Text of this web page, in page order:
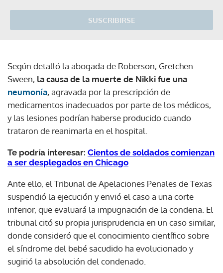
SUSCRIBIRSE
Según detalló la abogada de Roberson, Gretchen
Sween, la causa de la muerte de Nikki fue una
neumonía,agravada por la prescripción de
medicamentos inadecuados por parte de los médicos,
y las lesiones podrían haberse producido cuando
trataron de reanimarla en el hospital.
Te podría interesar: Cientos de soldados comienzan
a ser desplegados en Chicago
Ante ello, el Tribunal de Apelaciones Penales de Texas
suspendió la ejecución y envió el caso a una corte
inferior, que evaluará la impugnación de la condena. El
tribunal citó su propia jurisprudencia en un caso similar,
donde consideró que el conocimiento científico sobre
el síndrome del bebé sacudido ha evolucionado y
sugirió la absolución del condenado.